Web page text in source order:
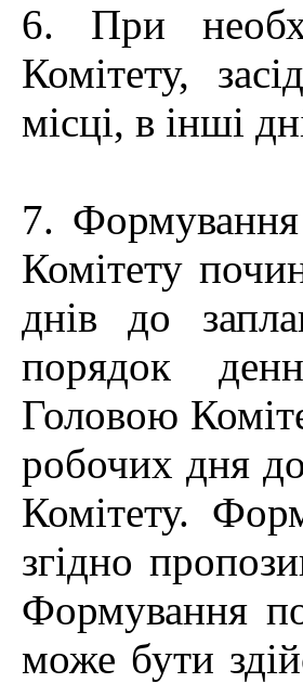
6. При
Комітету,
місці, в інші
7. Формування
Комітету
днів до
порядок
Головою
робочих дня до
Комітету.
згідно
Формування
може бути